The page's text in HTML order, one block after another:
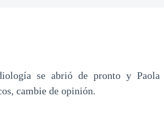
se abrió de pronto y Paola
cambie de opinión.